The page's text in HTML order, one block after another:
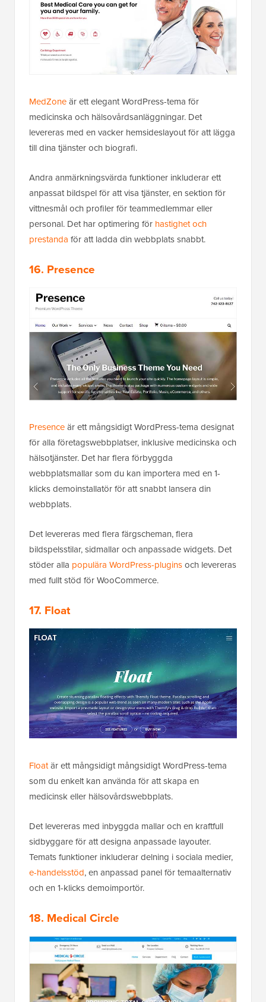
MedZoneär ett elegant WordPress-tema för
medicinska och hälsovårdsanläggningar. Det
levereras med en vacker hemsideslayout för att lägga
till dina tjänster och biografi.
Andra anmärkningsvärda funktioner inkluderar ett
anpassat bildspel för att visa tjänster, en sektion för
vittnesmål och profiler för teammedlemmar eller
personal. Det har optimering för hastighet och
prestanda för att ladda din webbplats snabbt.
16. Presence
Presenceär ett mångsidigt WordPress-tema designat
för alla företagswebbplatser, inklusive medicinska och
hälsotjänster. Det har flera förbyggda
webbplatsmallar som du kan importera med en 1-
klicks demoinstallatör för att snabbt lansera din
webbplats.
Det levereras med flera färgscheman, flera
bildspelsstilar, sidmallar och anpassade widgets. Det
stöder alla populära WordPress-pluginsoch levereras
med fullt stöd för WooCommerce.
17. Float
Floatär ett mångsidigt mångsidigt WordPress-tema
som du enkelt kan använda för att skapa en
medicinsk eller hälsovårdswebbplats.
Det levereras med inbyggda mallar och en kraftfull
sidbyggare för att designa anpassade layouter.
Temats funktioner inkluderar delning i sociala medier,
e-handelsstöd, en anpassad panel för temaalternativ
och en 1-klicks demoimportör.
18. Medical Circle